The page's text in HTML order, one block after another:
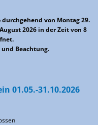
von Montag 29.
2026 in der Zeit von 8
Beachtung.
01.05.-31.10.2026